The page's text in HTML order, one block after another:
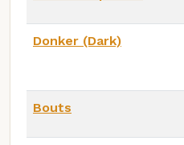
Donker (Dark)
Bouts